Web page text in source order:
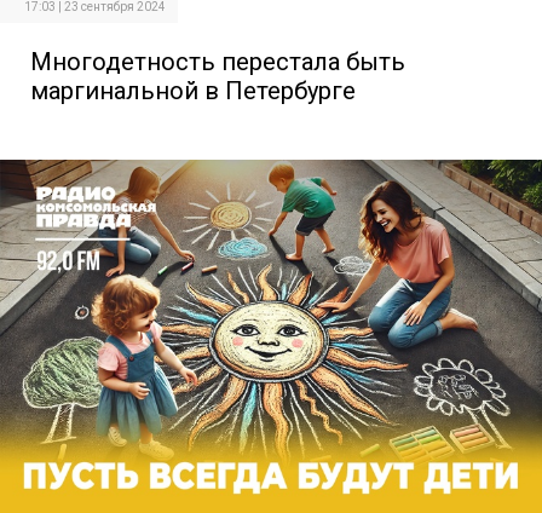
17:03 | 23 сентября 2024
Многодетность перестала быть
маргинальной в Петербурге